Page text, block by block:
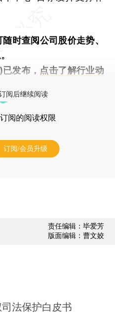
随时查阅公司股价走势、
发布， 点击了解行业动
阅后继续阅读
阅的阅读权限
订阅/会员升级
责任编辑：毕爱芳
版面编辑：曹文姣
法保护白皮书